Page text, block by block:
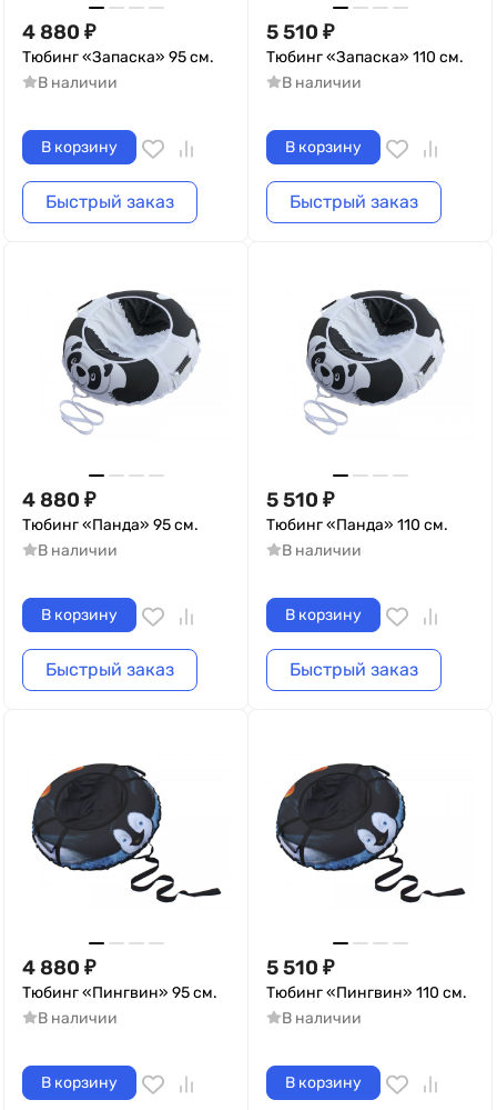
4 880 ₽
Тюбинг «Запаска» 95 см.
В наличии
В корзину
Быстрый заказ
5 510 ₽
Тюбинг «Запаска» 110 см.
В наличии
В корзину
Быстрый заказ
4 880 ₽
Тюбинг «Панда» 95 см.
В наличии
В корзину
Быстрый заказ
5 510 ₽
Тюбинг «Панда» 110 см.
В наличии
В корзину
Быстрый заказ
4 880 ₽
Тюбинг «Пингвин» 95 см.
В наличии
В корзину
5 510 ₽
Тюбинг «Пингвин» 110 см.
В наличии
В корзину